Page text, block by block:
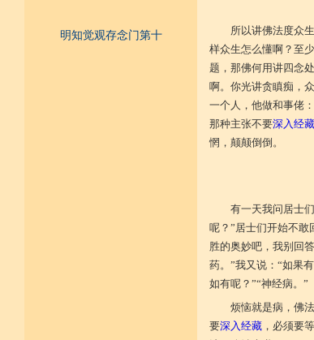
所以讲佛法度众
样众生怎么懂啊？至
题，那佛何用讲四念
啊。你光讲贪瞋痴，
一个人，他做和事佬
那种主张不要深入经藏
惘，颠颠倒倒。
有一天我问居士
呢？”居士们开始不
胜的奥妙吧，我别回
药。”我又说：“如果
如有呢？”“神经病。”
烦恼就是病，佛
要深入经藏 ，必须要
明知觉观存念门第十